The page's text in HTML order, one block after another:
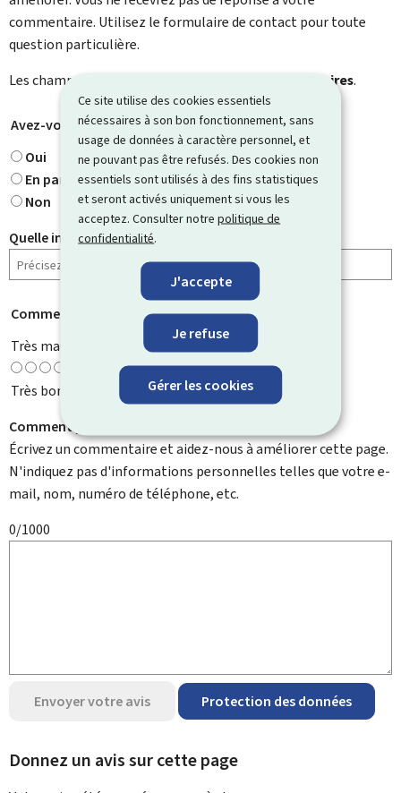
Ce site utilise des cookies essentiels
nécessaires à son bon fonctionnement, sans
usage de données à caractère personnel, et
ne pouvant pas être refusés. Des cookies non
essentiels sont utilisés à des fins statistiques
et seront activés uniquement si vous les
acceptez. Consulter notrepolitique de
confidentialité.
J'accepte
Je refuse
Gérer les cookies
commentaire. Utilisez le formulaire de contact pour toute
question particulière.
Les champs marqués d’une étoile (
obligatoires.
Avez-vous trouvé ce que vous cherchiez ? *
Oui
En partie
Non
Quelle information cherchiez-vous ?
Comment évaluez-vous cette page ? *
Très mauvaise
Très bonne
Comment pouvons-nous l'améliorer ?
Écrivez un commentaire et aidez-nous à améliorer cette page.
N'indiquez pas d'informations personnelles telles que votre e-
mail, nom, numéro de téléphone, etc.
0/1000
Envoyer votre avis Protection des données
Donnez un avis sur cette page